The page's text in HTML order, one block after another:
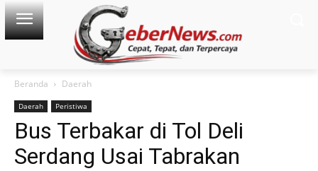
Beranda Daerah
Daerah Peristiwa
Bus Terbakar di Tol Deli
Serdang Usai Tabrakan